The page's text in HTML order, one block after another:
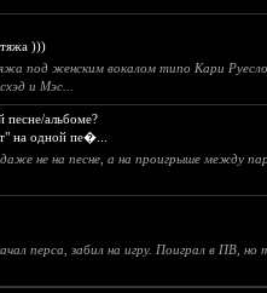
)))
под женским вокалом типо Кари
и Мэс...
песне/альбоме?
на одной пе�...
не на песне, а на проигрыше между
перса, забил на игру. Поиграл в ПВ, но